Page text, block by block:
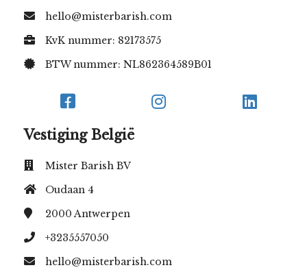
hello@misterbarish.com
KvK nummer: 82173575
BTW nummer: NL862364589B01
Vestiging België
Mister Barish BV
Oudaan 4
2000Antwerpen
+3235557050
hello@misterbarish.com